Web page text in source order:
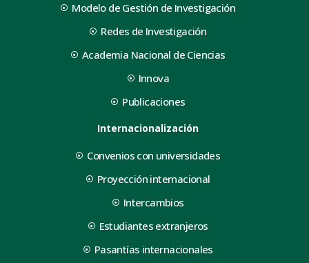
Modelo de Gestión de Investigación
Redes de Investigación
Academia Nacional de Ciencias
Innova
Publicaciones
Internacionalización
Convenios con universidades
Proyección internacional
Intercambios
Estudiantes extranjeros
Pasantías internacionales